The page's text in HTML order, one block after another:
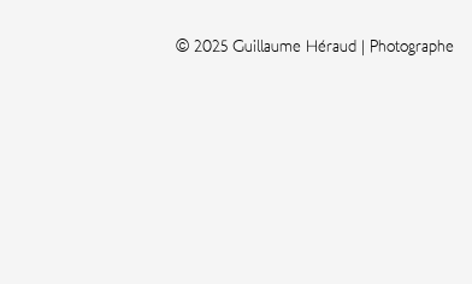
© 2025 Guillaume Héraud | Photographe